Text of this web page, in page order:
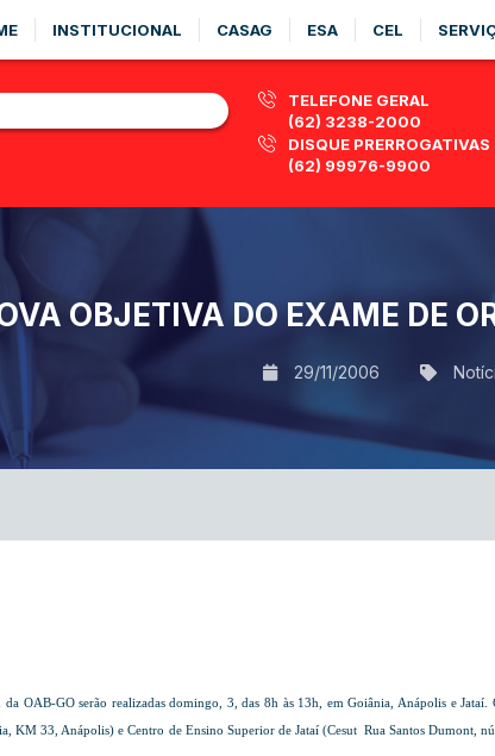
INSTITUCIONAL CASAG ESA CEL
TELEFONE GERAL
(62) 3238-2000
DISQUE PRERROGATIVAS
(62) 99976-9900
OBJETIVA DO EXAME DE
29/11/2006
OAB-GO serão realizadas domingo, 3, das 8h às 13h, em Goiânia, Anápolis e
KM 33, Anápolis) e Centro de Ensino Superior de Jataí (Cesut  Rua Santos Dumont,